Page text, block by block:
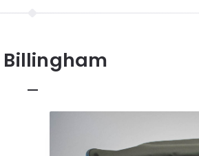
Billingham